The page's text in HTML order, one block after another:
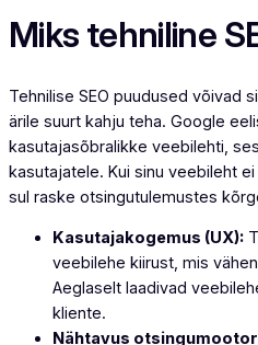
Miks tehniline
Tehnilise SEO puudused võivad
ärile suurt kahju teha. Google
kasutajasõbralikke veebilehti,
kasutajatele. Kui sinu veebileht
sul raske otsingutulemustes
Kasutajakogemus (UX):
veebilehe kiirust, mis
Aeglaselt laadivad
kliente.
Nähtavus